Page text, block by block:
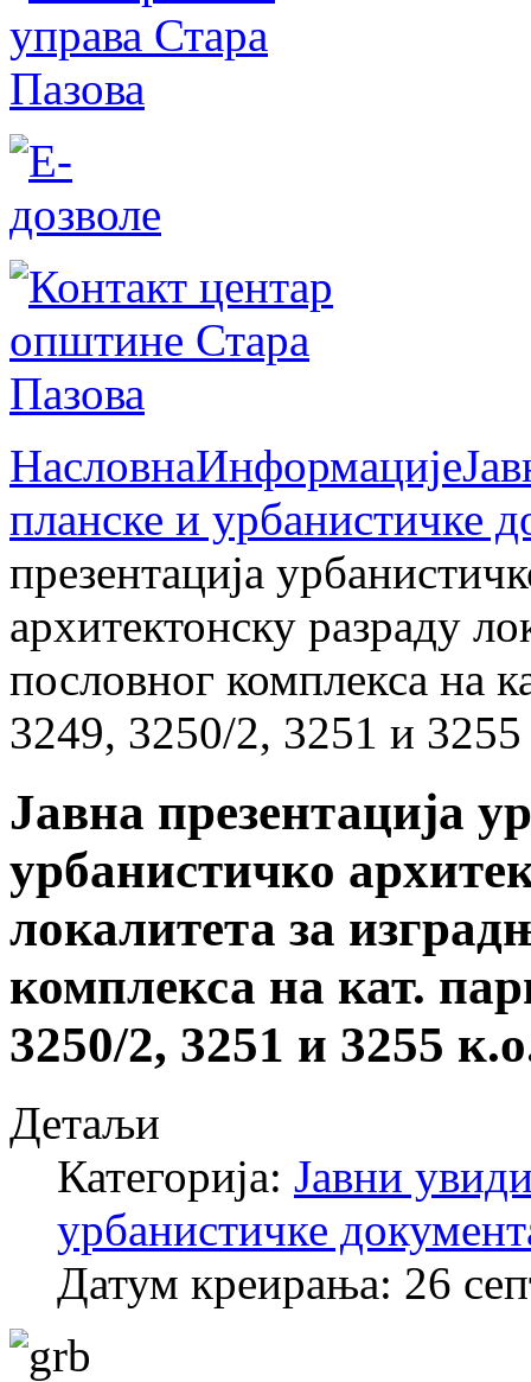
НасловнаИнформације
планске и урбанистичке
презентација
архитектонску разраду
пословног комплекса на
3249, 3250/2, 3251 и
Јавна презентација
урбанистичко
локалитета за
комплекса на кат.
3250/2, 3251 и 3255
Детаљи
Категорија: Јавни
урбанистичке
Датум креирања: 26